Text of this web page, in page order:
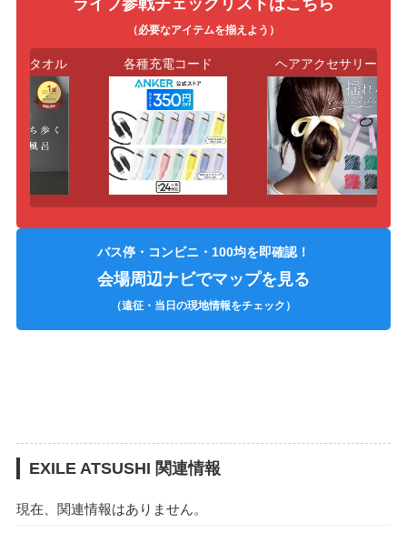
ライブ参戦チェックリストはこちら
（必要なアイテムを揃えよう）
・タオル 各種充電コード ヘアアクセサリー
バス停・コンビニ・100均を即確認！
会場周辺ナビでマップを見る
（遠征・当日の現地情報をチェック）
EXILE ATSUSHI 関連情報
現在、関連情報はありません。